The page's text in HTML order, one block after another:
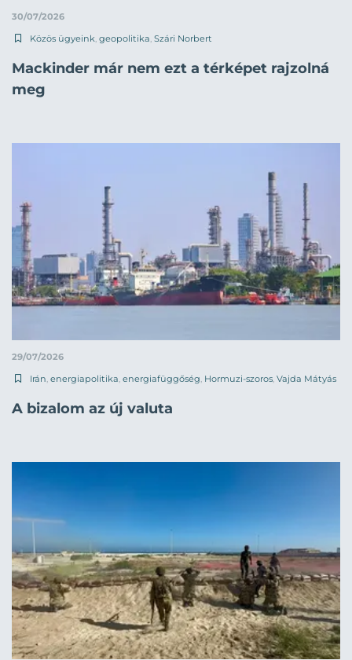
30/07/2026
Közös ügyeink, geopolitika, Szári Norbert
Mackinder már nem ezt a térképet rajzolná
meg
29/07/2026
Irán, energiapolitika, energiafüggőség, Hormuzi-szoros, Vajda Mátyás
A bizalom az új valuta